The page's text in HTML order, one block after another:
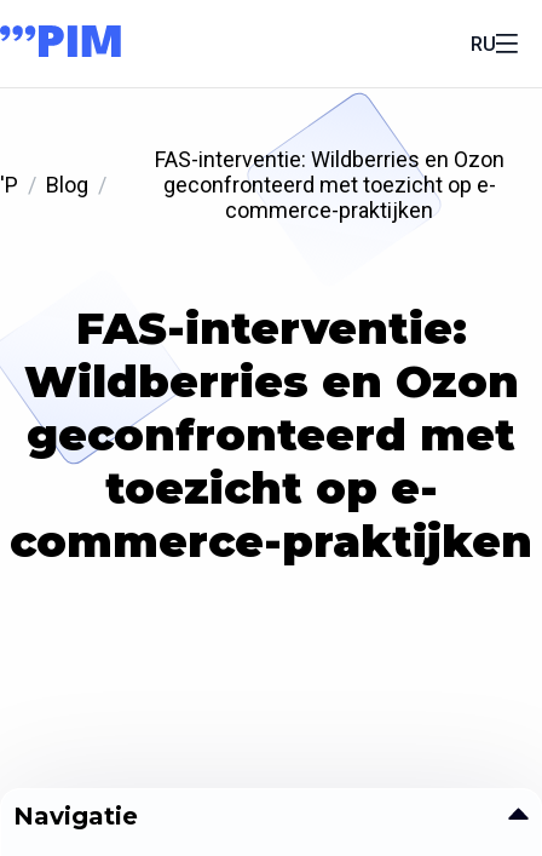
RU
'P Blog
FAS-interventie: Wildberries en Ozon
geconfronteerd met toezicht op e-
commerce-praktijken
FAS-interventie:
Wildberries en Ozon
geconfronteerd met
toezicht op e-
commerce-praktijken
Navigatie